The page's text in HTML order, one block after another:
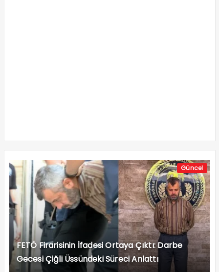
Güncel
FETÖ Firarisinin İfadesi Ortaya Çıktı: Darbe
Gecesi Çiğli Üssündeki Süreci Anlattı